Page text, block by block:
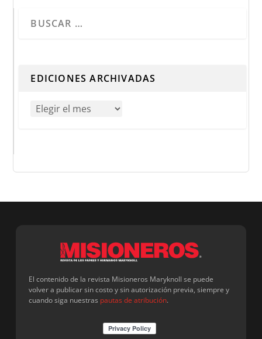
EDICIONES ARCHIVADAS
El contenido de la revista Misioneros Maryknoll se puede
volver a publicar sin costo y sin autorización previa, siempre y
cuando siga nuestras pautas de atribución.